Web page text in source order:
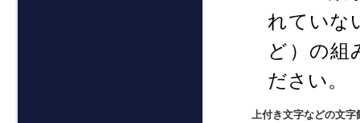
れていな
ど）の組
ださい。
上付き文字などの文字